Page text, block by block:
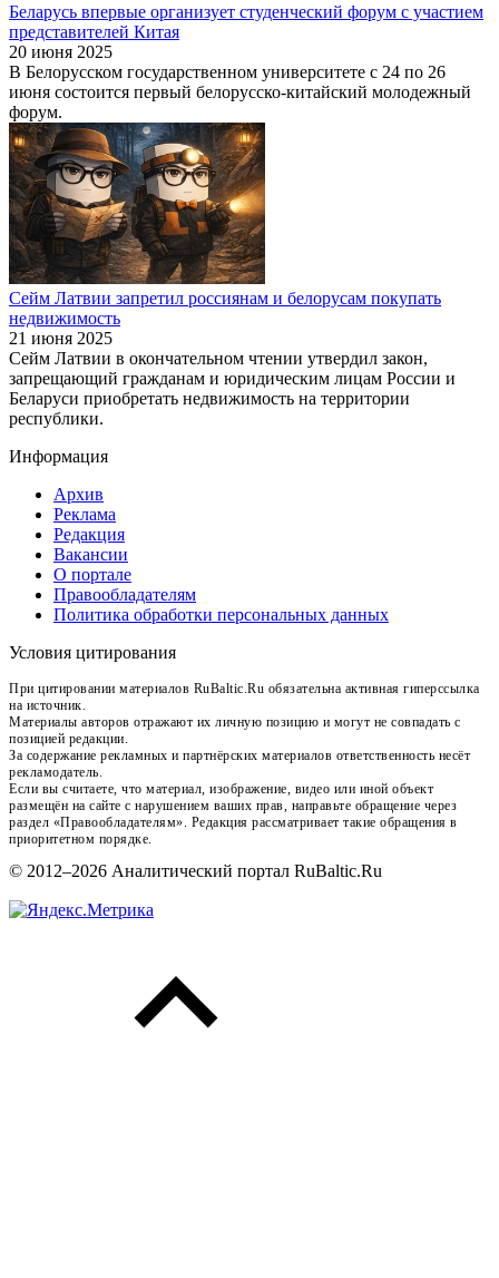
Беларусь впервые организует студенческий форум с участием
представителей Китая
20 июня 2025
В Белорусском государственном университете с 24 по 26
июня состоится первый белорусско-китайский молодежный
форум.
Сейм Латвии запретил россиянам и белорусам покупать
недвижимость
21 июня 2025
Сейм Латвии в окончательном чтении утвердил закон,
запрещающий гражданам и юридическим лицам России и
Беларуси приобретать недвижимость на территории
республики.
Информация
Архив
Реклама
Редакция
Вакансии
О портале
Правообладателям
Политика обработки персональных данных
Условия цитирования
При цитировании материалов RuBaltic.Ru обязательна активная гиперссылка
на источник.
Материалы авторов отражают их личную позицию и могут не совпадать с
позицией редакции.
За содержание рекламных и партнёрских материалов ответственность несёт
рекламодатель.
Если вы считаете, что материал, изображение, видео или иной объект
размещён на сайте с нарушением ваших прав, направьте обращение через
раздел «Правообладателям». Редакция рассматривает такие обращения в
приоритетном порядке.
© 2012–2026 Аналитический портал RuBaltic.Ru